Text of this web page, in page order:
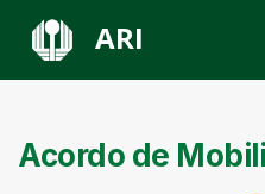
ARI
Acordo de